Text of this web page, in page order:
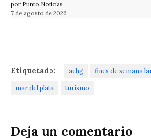
por Punto Noticias
7 de agosto de 2026
Etiquetado: aehg fines de semana
mar del plata turismo
Deja un comentario